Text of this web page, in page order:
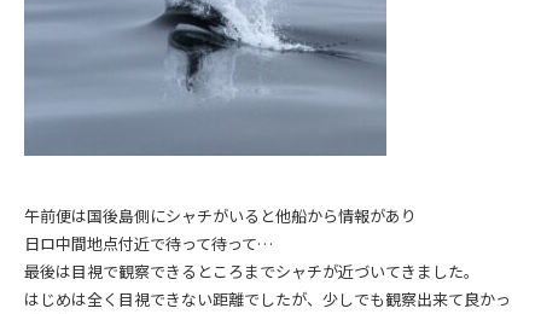
午前便は国後島側にシャチがいると他船から情報があり
日ロ中間地点付近で待って待って…
最後は目視で観察できるところまでシャチが近づいてきました。
はじめは全く目視できない距離でしたが、少しでも観察出来て良かっ